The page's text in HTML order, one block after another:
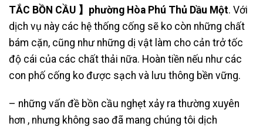
TẮC BỒN CẦU 】phường Hòa Phú Thủ Dầu Một. Với
dịch vụ này các hệ thống cống sẽ ko còn những chất
bám cặn, cũng như những dị vật làm cho cản trở tốc
độ cái của các chất thải nữa. Hoàn tiền nếu như các
con phố cống ko được sạch và lưu thông bền vững.
– những vấn đề bồn cầu nghẹt xảy ra thường xuyên
hơn , nhưng không sao đã mang chúng tôi dịch